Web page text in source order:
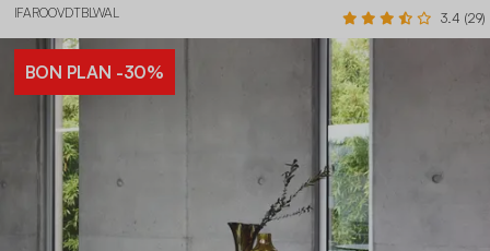
IFAROOVDTBLWAL 3.4 (29)
BON PLAN -30%